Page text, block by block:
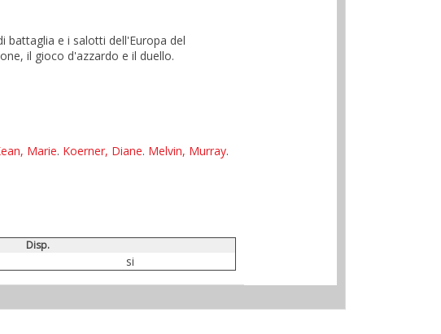
battaglia e i salotti dell'Europa del
il gioco d'azzardo e il duello.
Marie. Koerner, Diane. Melvin, Murray.
Disp.
si